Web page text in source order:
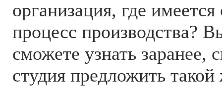
организация, где
процесс производства?
сможете узнать заранее,
студия предложить